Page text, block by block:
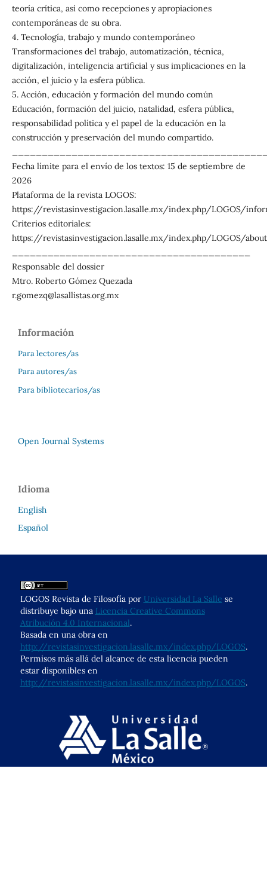
teoría crítica, así como recepciones y apropiaciones
contemporáneas de su obra.
4. Tecnología, trabajo y mundo contemporáneo
Transformaciones del trabajo, automatización, técnica,
digitalización, inteligencia artificial y sus implicaciones en la
acción, el juicio y la esfera pública.
5. Acción, educación y formación del mundo común
Educación, formación del juicio, natalidad, esfera pública,
responsabilidad política y el papel de la educación en la
construcción y preservación del mundo compartido.
Fecha límite para el envío de los textos: 15 de septiembre de
2026
Plataforma de la revista LOGOS:
https://revistasinvestigacion.lasalle.mx/index.php/LOGOS/
Criterios editoriales:
https://revistasinvestigacion.lasalle.mx/index.php/LOGOS/
Responsable del dossier
Mtro. Roberto Gómez Quezada
r.gomezq@lasallistas.org.mx
Información
Para lectores/as
Para autores/as
Para bibliotecarios/as
Open Journal Systems
Idioma
English
Español
LOGOS Revista de Filosofía por Universidad La Salle se
distribuye bajo una Licencia Creative Commons
Atribución 4.0 Internacional.
Basada en una obra en
http://revistasinvestigacion.lasalle.mx/index.php/LOGOS.
Permisos más allá del alcance de esta licencia pueden
estar disponibles en
http://revistasinvestigacion.lasalle.mx/index.php/LOGOS.